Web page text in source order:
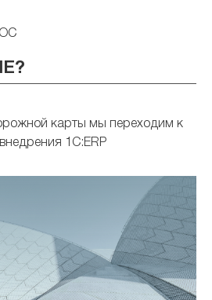
карты мы переходим к
1С:ERP